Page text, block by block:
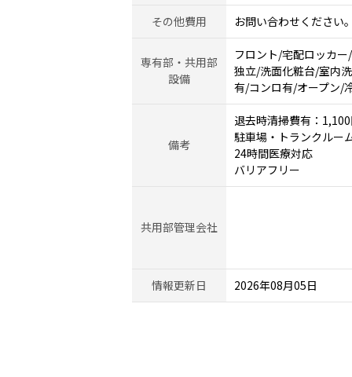
その他費用 お問い合わせください
専有部・共用部
設備
フロント/宅配ロッカ
独立/洗面化粧台/室内
有/コンロ有/オープン/
備考
退去時清掃費有：
駐車場・トランクルー
24時間医療対応
バリアフリー
共用部管理会社
情報更新日 2026年08月05日